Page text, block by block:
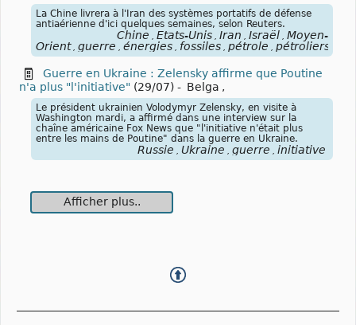
La Chine livrera à l'Iran des systèmes portatifs de défense
antiaérienne d'ici quelques semaines, selon Reuters.
Chine États-Unis Iran Israël Moyen-
Orient guerre énergies fossiles pétrole pétroliers
Guerre en Ukraine : Zelensky affirme que Poutine
n'a plus "l'initiative" (29/07) - Belga ,
Le président ukrainien Volodymyr Zelensky, en visite à
Washington mardi, a affirmé dans une interview sur la
chaîne américaine Fox News que "l'initiative n'était plus
entre les mains de Poutine" dans la guerre en Ukraine.
Russie Ukraine guerre initiative
Afficher plus..